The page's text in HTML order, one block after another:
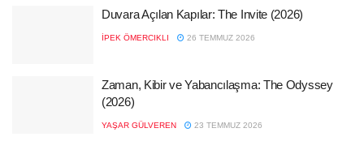
Duvara Açılan Kapılar: The Invite (2026)
İPEK ÖMERCIKLI 26 TEMMUZ 2026
Zaman, Kibir ve Yabancılaşma: The Odyssey
(2026)
YAŞAR GÜLVEREN 23 TEMMUZ 2026